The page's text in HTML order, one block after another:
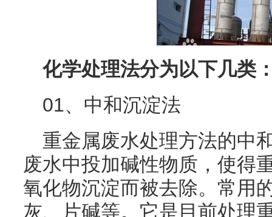
化学处理法分为以下几类
01、中和沉淀法
重金属废水处理方法的中
废水中投加碱性物质，使得
氧化物沉淀而被去除。常用
灰、片碱等。它是目前处理